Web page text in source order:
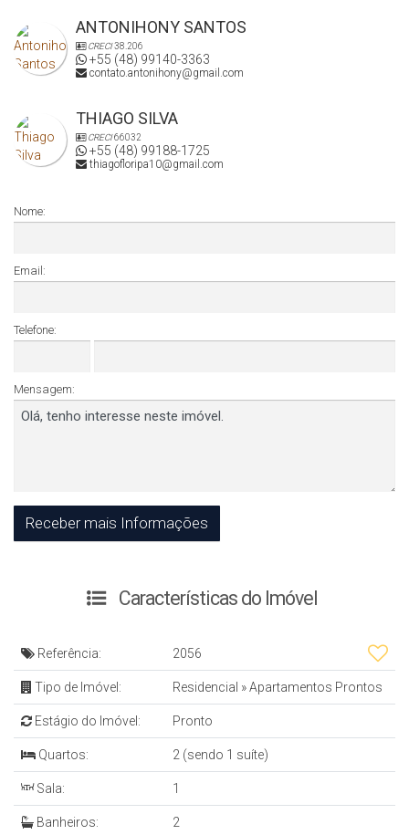
ANTONIHONY SANTOS
CRECI38.206
+55 (48) 99140-3363
contato.antonihony@gmail.com
THIAGO SILVA
CRECI66032
+55 (48) 99188-1725
thiagofloripa10@gmail.com
Nome:
Email:
Telefone:
Mensagem:
Características do Imóvel
Referência: 2056
Tipo de Imóvel: Residencial »Apartamentos Prontos
Estágio do Imóvel: Pronto
Quartos: 2 (sendo 1 suíte)
Sala: 1
Banheiros: 2